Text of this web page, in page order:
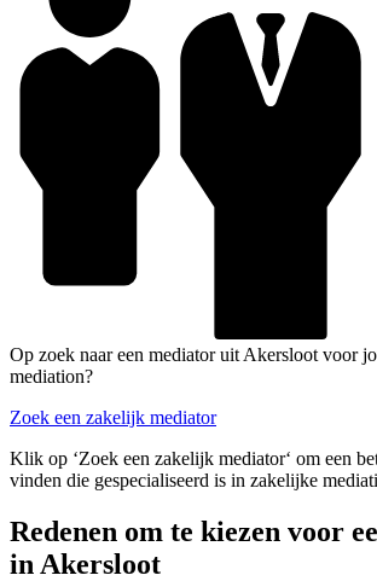
Op zoek naar een mediator uit Akersloot voor
mediation?
Zoek een zakelijk mediator
Klik op ‘Zoek een zakelijk mediator‘ om een
vinden die gespecialiseerd is in zakelijke
Redenen om te kiezen voor
in Akersloot